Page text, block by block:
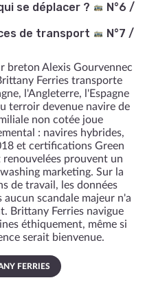
se déplacer ?
N°6 /
de transport
N°7 /
breton Alexis Gourvennec
Ferries transporte
l'Angleterre, l'Espagne
terroir devenue navire de
non cotée joue
: navires hybrides,
et certifications Green
prouvent un
marketing. Sur la
de travail, les données
scandale majeur n'a
Brittany Ferries navigue
éthiquement, même si
serait bienvenue.
FERRIES